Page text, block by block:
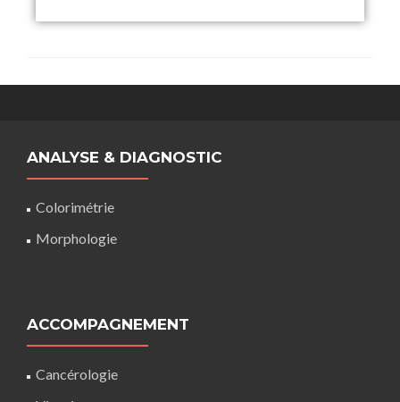
ANALYSE & DIAGNOSTIC
Colorimétrie
Morphologie
ACCOMPAGNEMENT
Cancérologie